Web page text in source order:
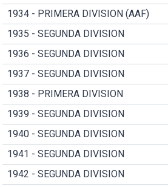
1934 - PRIMERA DIVISION (AAF)
1935 - SEGUNDA DIVISION
1936 - SEGUNDA DIVISION
1937 - SEGUNDA DIVISION
1938 - PRIMERA DIVISION
1939 - SEGUNDA DIVISION
1940 - SEGUNDA DIVISION
1941 - SEGUNDA DIVISION
1942 - SEGUNDA DIVISION